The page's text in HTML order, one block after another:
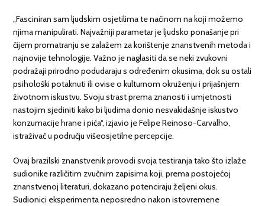
„Fasciniran sam ljudskim osjetilima te načinom na koji možemo
njima manipulirati. Najvažniji parametar je ljudsko ponašanje pri
čijem promatranju se zalažem za korištenje znanstvenih metoda i
najnovije tehnologije. Važno je naglasiti da se neki zvukovni
podražaji prirodno podudaraju s određenim okusima, dok su ostali
psihološki potaknuti ili ovise o kulturnom okruženju i prijašnjem
životnom iskustvu. Svoju strast prema znanosti i umjetnosti
nastojim sjediniti kako bi ljudima donio nesvakidašnje iskustvo
konzumacije hrane i pića“, izjavio je Felipe Reinoso-Carvalho,
istraživač u području višeosjetilne percepcije.
Ovaj brazilski znanstvenik provodi svoja testiranja tako što izlaže
sudionike različitim zvučnim zapisima koji, prema postojećoj
znanstvenoj literaturi, dokazano potenciraju željeni okus.
Sudionici eksperimenta neposredno nakon istovremene